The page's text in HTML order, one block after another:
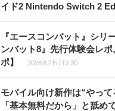
イド2 Nintendo Switch 2
『エースコンバット』シ
ンバット8』先行体験会レ
ポ】
2026.8.7 Fri 12:30
モバイル向け新作は“やっ
「基本無料だから」と舐め